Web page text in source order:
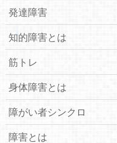
発達障害
知的障害とは
筋トレ
身体障害とは
障がい者シンクロ
障害とは